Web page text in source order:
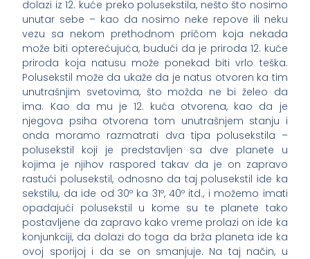
dolazi iz 12. kuće preko polusekstila, nešto što nosimo
unutar sebe – kao da nosimo neke repove ili neku
vezu sa nekom prethodnom pričom koja nekada
može biti opterećujuća, budući da je priroda 12. kuće
priroda koja natusu može ponekad biti vrlo teška.
Polusekstil može da ukaže da je natus otvoren ka tim
unutrašnjim svetovima, što možda ne bi želeo da
ima. Kao da mu je 12. kuća otvorena, kao da je
njegova psiha otvorena tom unutrašnjem stanju i
onda moramo razmatrati dva tipa polusekstila –
polusekstil koji je predstavljen sa dve planete u
kojima je njihov raspored takav da je on zapravo
rastući polusekstil, odnosno da taj polusekstil ide ka
sekstilu, da ide od 30º ka 31º, 40º itd., i možemo imati
opadajući polusekstil u kome su te planete tako
postavljene da zapravo kako vreme prolazi on ide ka
konjunkciji, da dolazi do toga da brža planeta ide ka
ovoj sporijoj i da se on smanjuje. Na taj način, u